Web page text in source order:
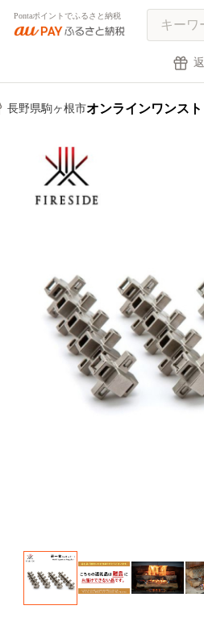
Pontaポイントでふるさと納税
長野県駒ヶ根市オンラインワンス